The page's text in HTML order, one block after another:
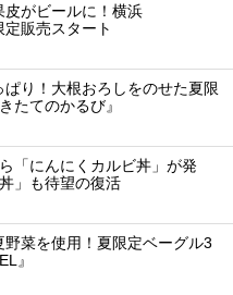
がビールに！横浜
定販売スタート
り！大根おろしをのせた夏限
たてのかるび』
「にんにくカルビ丼」が発
」も待望の復活
菜を使用！夏限定ベーグル3
』